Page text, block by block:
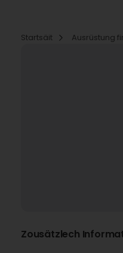
Startsäit
Ausrüstung
Zousätzlech